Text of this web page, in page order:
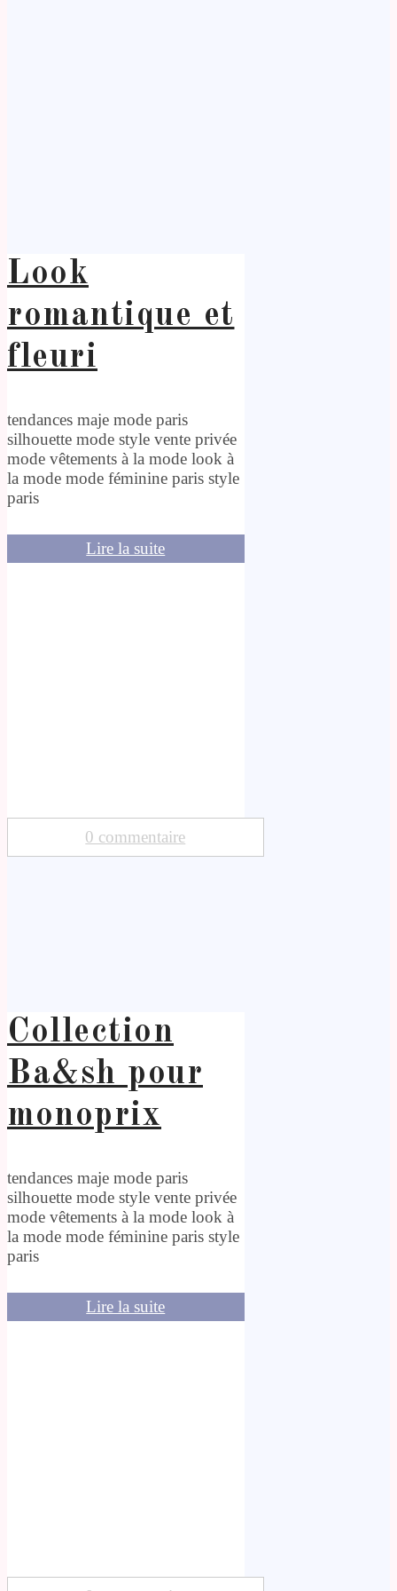
Look
romantique et
fleuri
tendances maje mode paris
silhouette mode style vente privée
mode vêtements à la mode look à
la mode mode féminine paris style
paris
Lire la suite
0 commentaire
Collection
Ba&sh pour
monoprix
tendances maje mode paris
silhouette mode style vente privée
mode vêtements à la mode look à
la mode mode féminine paris style
paris
Lire la suite